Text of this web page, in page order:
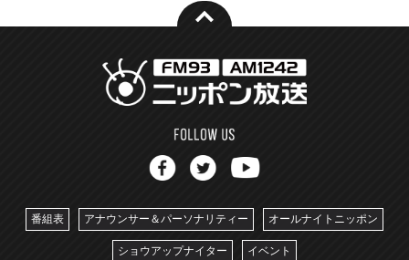
番組表 アナウンサー＆パーソナリティー オールナイトニッポン
ショウアップナイター イベント